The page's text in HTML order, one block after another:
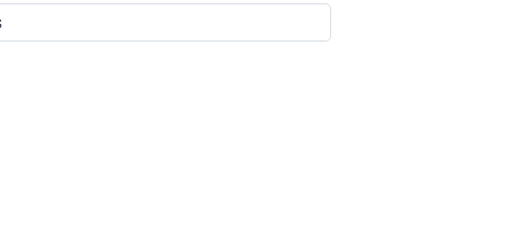
familia cariñosa, para hacer las partes
este par tampoco es nada normal,